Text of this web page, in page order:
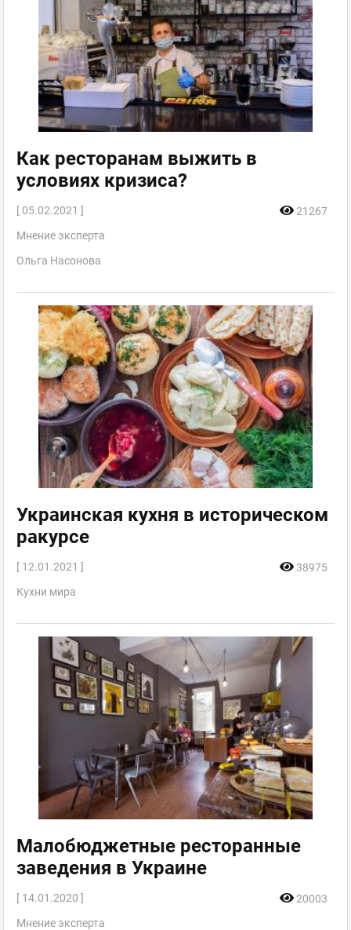
Как ресторанам выжить в
условиях кризиса?
[ 05.02.2021 ]
21267
Мнение эксперта
Ольга Насонова
Украинская кухня в историческом
ракурсе
[ 12.01.2021 ]
38975
Кухни мира
Малобюджетные ресторанные
заведения в Украине
[ 14.01.2020 ]
20003
Мнение эксперта